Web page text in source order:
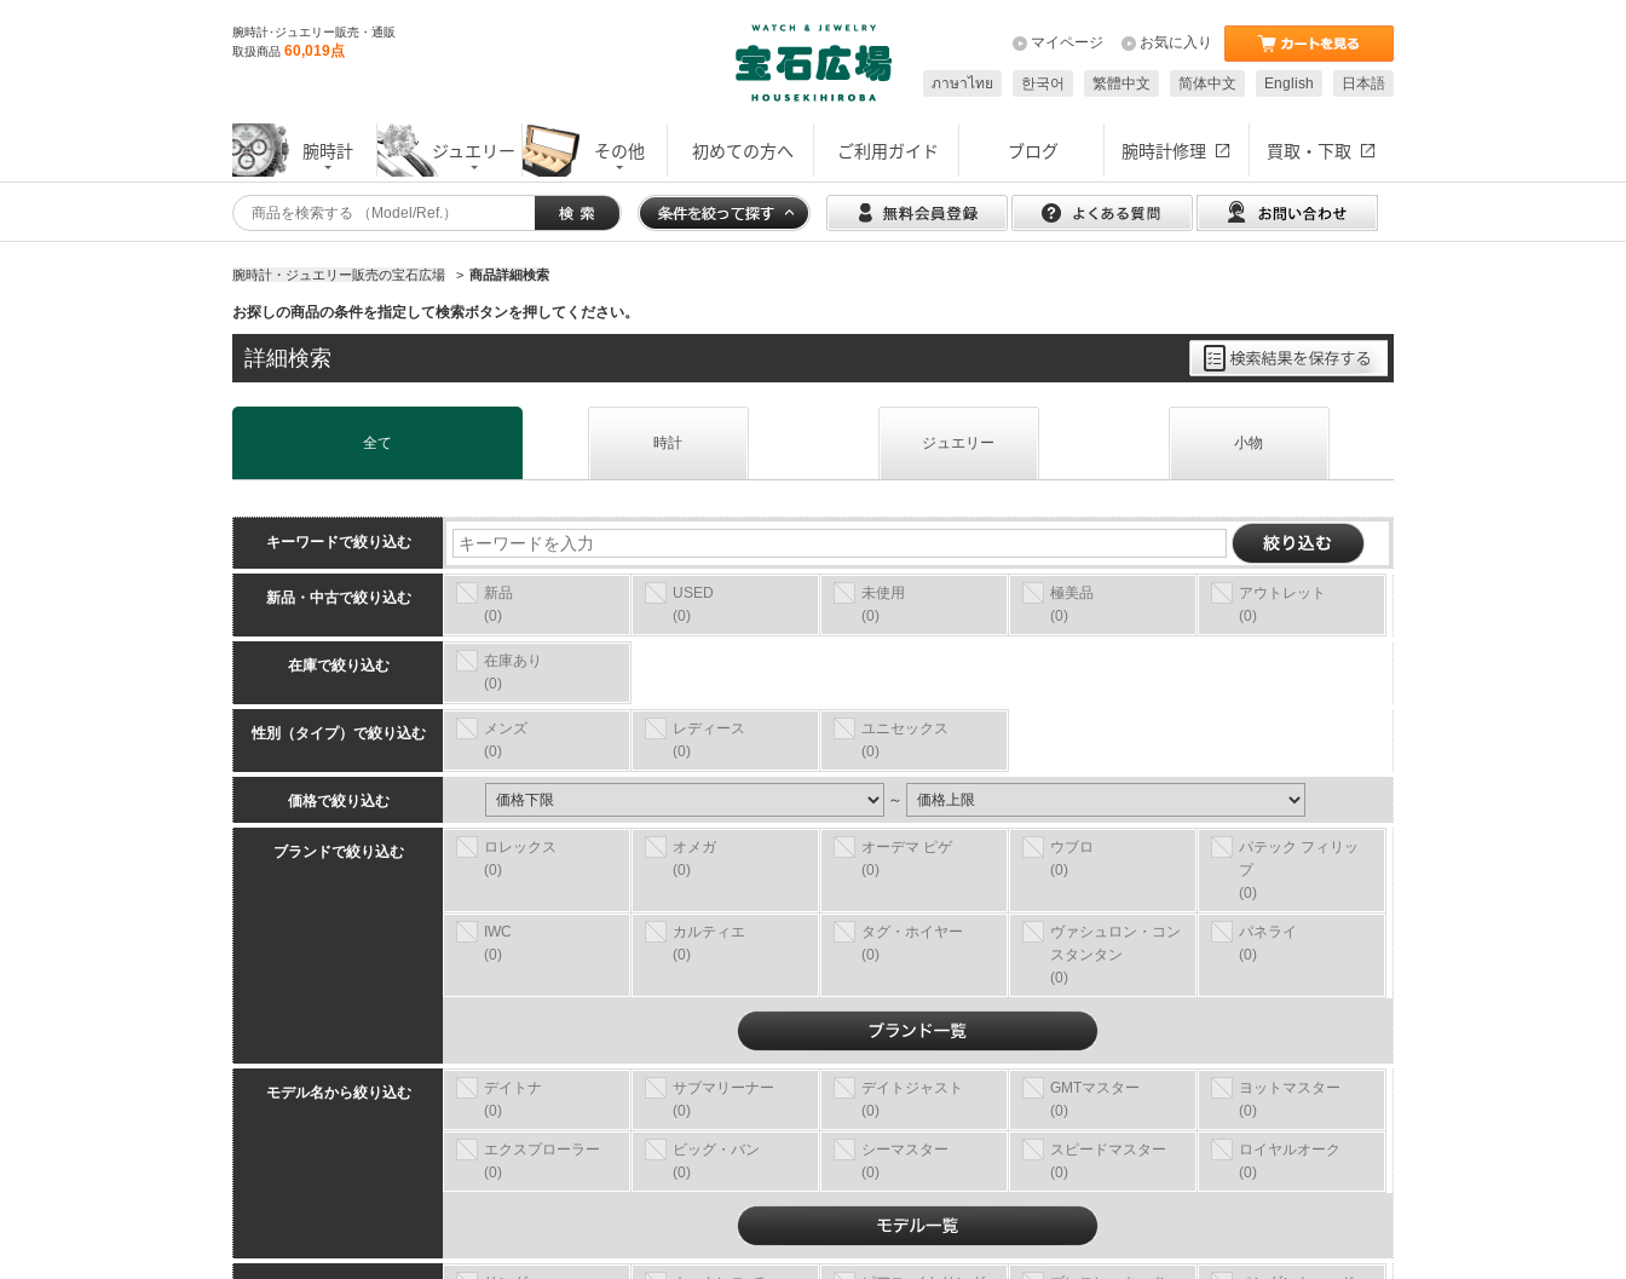
腕時計･ジュエリー販売・通販
取扱商品 60,019点 お気に入り
マイページ
日本語
English
简体中文
繁體中文
한국어
ภาษาไทย
腕時計 ジュエリー その他 初めての方へ ご利用ガイド ブログ 腕時計修理 買取・下取
腕時計・ジュエリー販売の宝石広場 > 商品詳細検索
お探しの商品の条件を指定して検索ボタンを押してください。
詳細検索
全て 時計 ジュエリー 小物
キーワードで絞り込む
新品・中古で絞り込む
新品
(0)
USED
(0)
未使用
(0)
極美品
(0)
アウトレット
(0)
在庫で絞り込む
在庫あり
(0)
性別（タイプ）で絞り込む
メンズ
(0)
レディース
(0)
ユニセックス
(0)
価格で絞り込む ～
ブランドで絞り込む
ロレックス
(0)
オメガ
(0)
オーデマ ピゲ
(0)
ウブロ
(0)
パテック フィリッ
プ
(0)
IWC
(0)
カルティエ
(0)
タグ・ホイヤー
(0)
ヴァシュロン・コン
スタンタン
(0)
パネライ
(0)
モデル名から絞り込む
デイトナ
(0)
サブマリーナー
(0)
デイトジャスト
(0)
GMTマスター
(0)
ヨットマスター
(0)
エクスプローラー
(0)
ビッグ・バン
(0)
シーマスター
(0)
スピードマスター
(0)
ロイヤルオーク
(0)